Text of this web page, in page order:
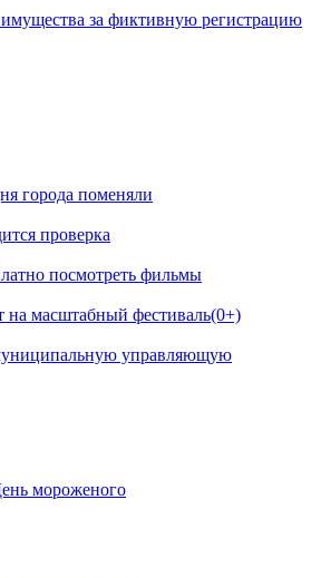
за фиктивную регистрацию
города поменяли
проверка
посмотреть фильмы
масштабный фестиваль(0+)
управляющую
мороженого